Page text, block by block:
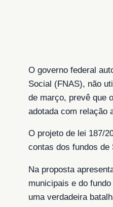
O governo federal
Social (FNAS), não
de março, prevê que
adotada com relação
O projeto de lei 187/
contas dos fundos
Na proposta
municipais e do
uma verdadeira